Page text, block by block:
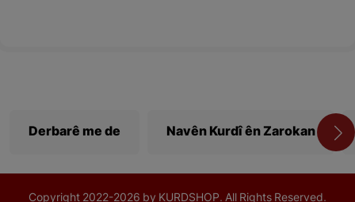
Derbarê me de Navên Kurdî ên Zarokan
Copyright 2022-2026 by KURDSHOP. All Rights Reserved.